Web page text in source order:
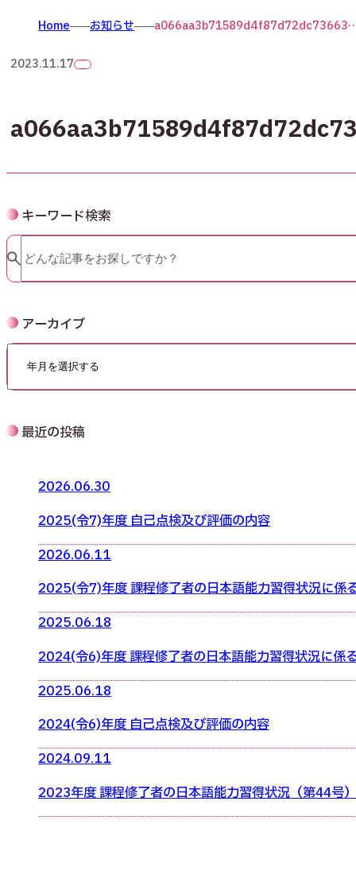
Home お知らせ
2023.11.17
キーワード検索
アーカイブ
最近の投稿
2026.06.30
2025(令7)年度 自己点検及び評価の内容
2026.06.11
2025(令7)年度 課程修了者の日本語能力習得状況に係
2025.06.18
2024(令6)年度 課程修了者の日本語能力習得状況に係
2025.06.18
2024(令6)年度 自己点検及び評価の内容
2024.09.11
2023年度 課程修了者の日本語能力習得状況（第44号）